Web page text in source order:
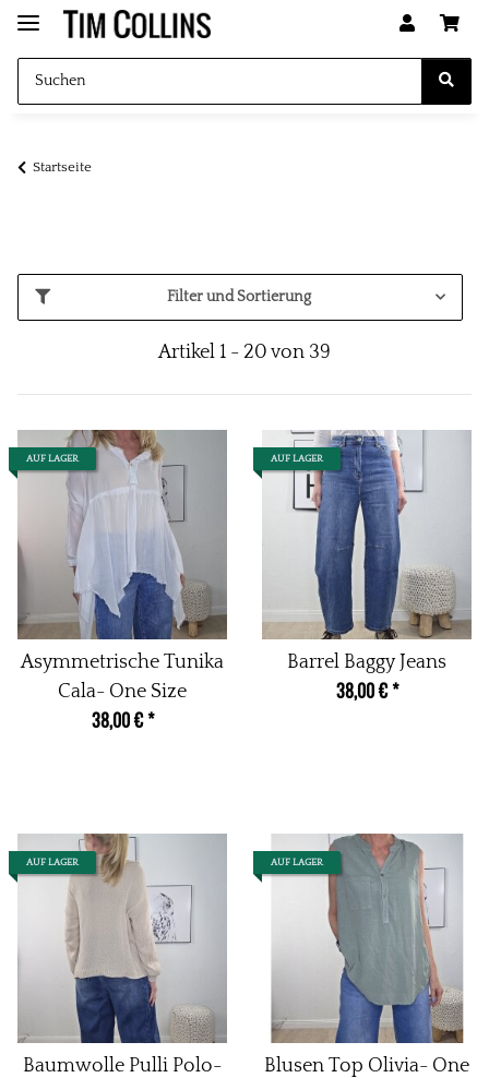
Startseite
Filter und Sortierung
Artikel 1 - 20 von 39
AUF LAGER
Asymmetrische Tunika
Cala- One Size
38,00 €*
AUF LAGER
Barrel Baggy Jeans
38,00 €*
AUF LAGER
Baumwolle Pulli Polo-
AUF LAGER
Blusen Top Olivia- One